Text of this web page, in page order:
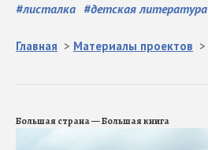
#листалка #детская литература
Главная > Материалы проектов >
Большая страна — Большая книга